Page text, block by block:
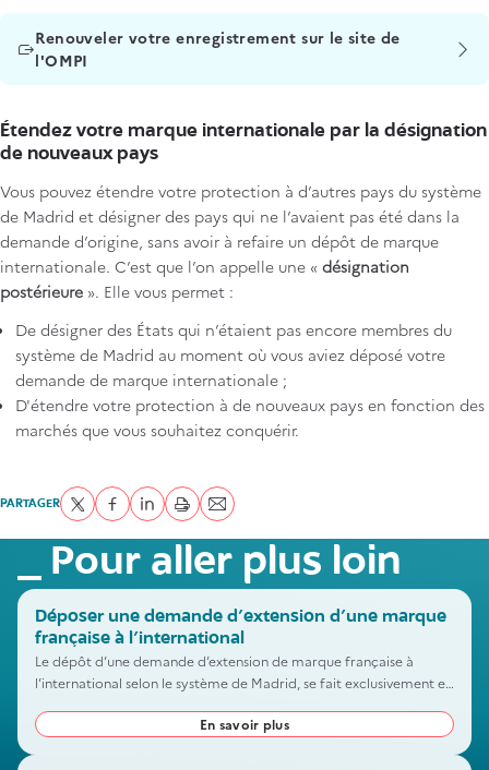
Titre
Renouveler votre enregistrement sur le site de
l'OMPI
Étendez votre marque internationale par la désignation
de nouveaux pays
Vous pouvez étendre votre protection à d’autres pays du système
de Madrid et désigner des pays qui ne l’avaient pas été dans la
demande d’origine, sans avoir à refaire un dépôt de marque
internationale. C’est que l’on appelle une « désignation
postérieure ». Elle vous permet :
De désigner des États qui n’étaient pas encore membres du
système de Madrid au moment où vous aviez déposé votre
demande de marque internationale ;
D'étendre votre protection à de nouveaux pays en fonction des
marchés que vous souhaitez conquérir.
PARTAGERPartager sur Twitter
Partager sur Facebook
Partager sur LinkedIn
imprimerEnvoyer par courriel
Pour aller plus loin
Déposer une demande d’extension d’une marque
française à l’international
Le dépôt d’une demande d’extension de marque française à
l’international selon le système de Madrid, se fait exclusivement en
les étapes pour protéger votre marque à l’étranger.
En savoir plus